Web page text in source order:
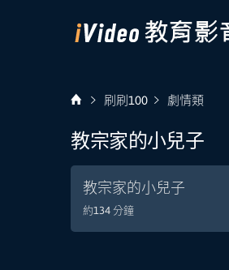
刷刷100 劇情類
教宗家的小兒子
教宗家的小兒子
約134 分鐘